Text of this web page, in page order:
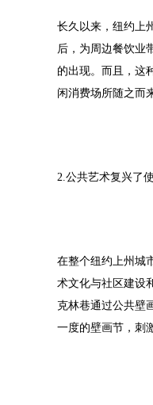
长久以来，纽约上
后，为周边餐饮业
的出现。而且，这
闲消费场所随之而
2.公共艺术复兴了
在整个纽约上州城
术文化与社区建设
克林巷通过公共壁
一度的壁画节，刺